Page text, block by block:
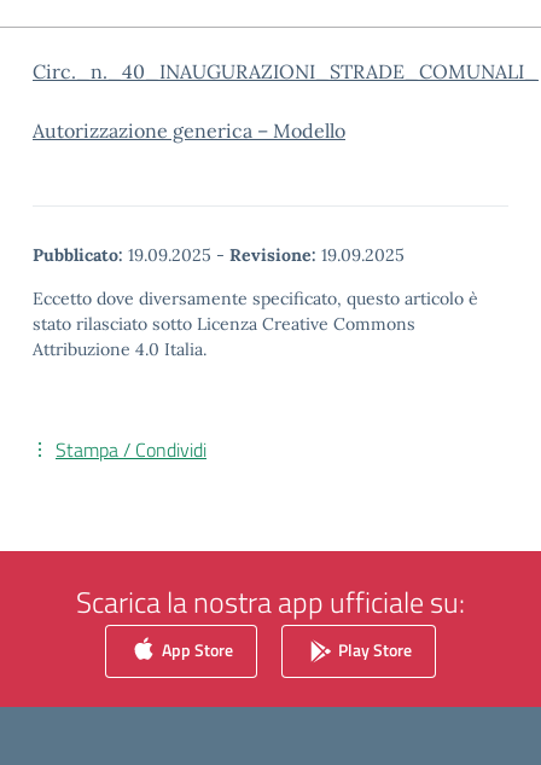
Circ._n._40_INAUGURAZIONI_STRADE_COMUNALI_
Autorizzazione generica – Modello
Pubblicato: 19.09.2025 - Revisione: 19.09.2025
Eccetto dove diversamente specificato, questo articolo è
stato rilasciato sotto Licenza Creative Commons
Attribuzione 4.0 Italia.
Stampa / Condividi
Scarica la nostra app ufficiale su:
App Store Play Store